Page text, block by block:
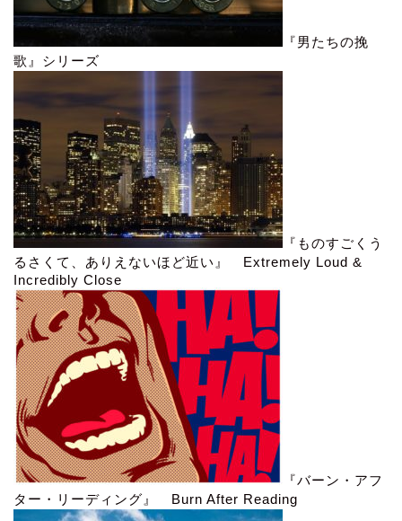
『男たちの挽
歌』シリーズ
『ものすごくう
るさくて、ありえないほど近い』 Extremely Loud &
Incredibly Close
『バーン・アフ
ター・リーディング』 Burn After Reading